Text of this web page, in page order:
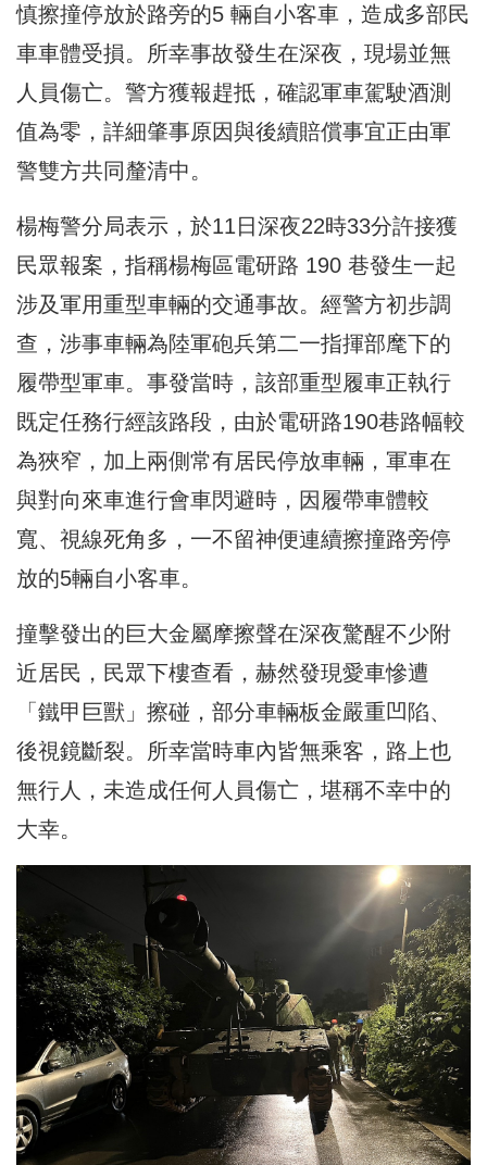
慎擦撞停放於路旁的5 輛自小客車，造成多部民
車車體受損。所幸事故發生在深夜，現場並無
人員傷亡。警方獲報趕抵，確認軍車駕駛酒測
值為零，詳細肇事原因與後續賠償事宜正由軍
警雙方共同釐清中。
楊梅警分局表示，於11日深夜22時33分許接獲
民眾報案，指稱楊梅區電研路 190 巷發生一起
涉及軍用重型車輛的交通事故。經警方初步調
查，涉事車輛為陸軍砲兵第二一指揮部麾下的
履帶型軍車。事發當時，該部重型履車正執行
既定任務行經該路段，由於電研路190巷路幅較
為狹窄，加上兩側常有居民停放車輛，軍車在
與對向來車進行會車閃避時，因履帶車體較
寬、視線死角多，一不留神便連續擦撞路旁停
放的5輛自小客車。
撞擊發出的巨大金屬摩擦聲在深夜驚醒不少附
近居民，民眾下樓查看，赫然發現愛車慘遭
「鐵甲巨獸」擦碰，部分車輛板金嚴重凹陷、
後視鏡斷裂。所幸當時車內皆無乘客，路上也
無行人，未造成任何人員傷亡，堪稱不幸中的
大幸。